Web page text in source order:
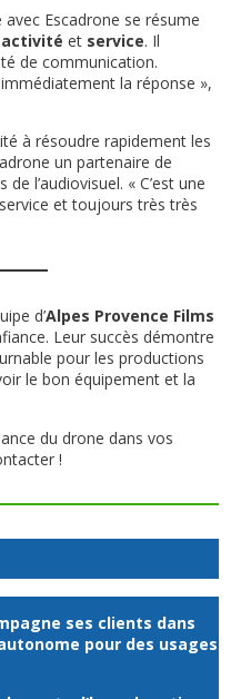
avec Escadrone se résume
et service. Il
de communication.
la réponse »,
à résoudre rapidement les
un partenaire de
l’audiovisuel. « C’est une
et toujours très très
d’Alpes Provence Films
Leur succès démontre
pour les productions
le bon équipement et la
du drone dans vos
!
ses clients dans
pour des usages